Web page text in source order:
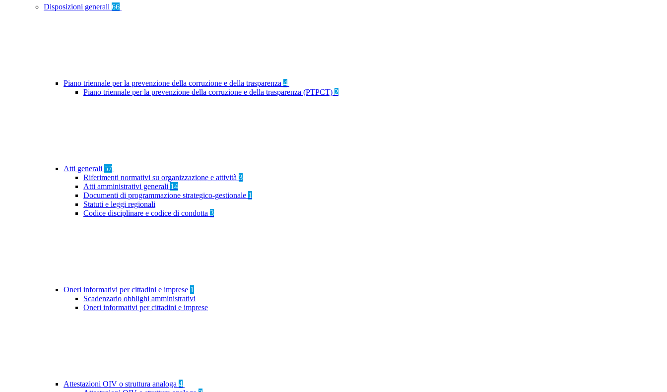
Disposizioni generali 66
Piano triennale per la prevenzione della corruzione e della trasparenza 4
Piano triennale per la prevenzione della corruzione e della trasparenza (PTPCT) 2
Atti generali 57
Riferimenti normativi su organizzazione e attività 3
Atti amministrativi generali 14
Documenti di programmazione strategico-gestionale 1
Statuti e leggi regionali
Codice disciplinare e codice di condotta 3
Oneri informativi per cittadini e imprese 1
Scadenzario obblighi amministrativi
Oneri informativi per cittadini e imprese
Attestazioni OIV o struttura analoga 4